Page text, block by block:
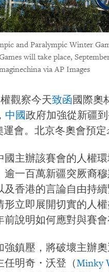
and Paralympic Winter
will take place,
via AP Images
權觀察今天致函國際奧
中國政府加強從新疆
會。北京冬奧會預定
國主辦該賽會的人權
逾一百萬新疆突厥裔
及香港的言論自由持
形立即展開切實的人
說明如何應對與賽會
強鎮壓，將破壞主辦
任明奇・沃登（Minky